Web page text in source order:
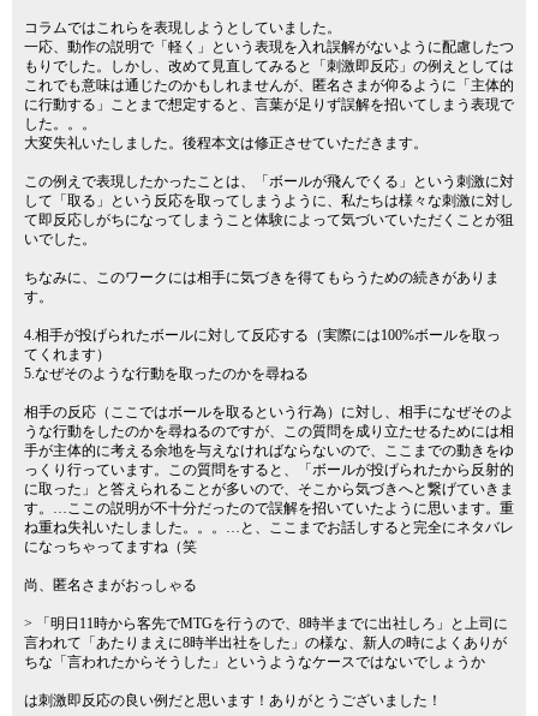
コラムではこれらを表現しようとしていました。
一応、動作の説明で「軽く」という表現を入れ誤解がないように配慮したつ
もりでした。しかし、改めて見直してみると「刺激即反応」の例えとしては
これでも意味は通じたのかもしれませんが、匿名さまが仰るように「主体的
に行動する」ことまで想定すると、言葉が足りず誤解を招いてしまう表現で
した。。。
大変失礼いたしました。後程本文は修正させていただきます。
この例えで表現したかったことは、「ボールが飛んでくる」という刺激に対
して「取る」という反応を取ってしまうように、私たちは様々な刺激に対し
て即反応しがちになってしまうこと体験によって気づいていただくことが狙
いでした。
ちなみに、このワークには相手に気づきを得てもらうための続きがありま
す。
4.相手が投げられたボールに対して反応する（実際には100%ボールを取っ
てくれます）
5.なぜそのような行動を取ったのかを尋ねる
相手の反応（ここではボールを取るという行為）に対し、相手になぜそのよ
うな行動をしたのかを尋ねるのですが、この質問を成り立たせるためには相
手が主体的に考える余地を与えなければならないので、ここまでの動きをゆ
っくり行っています。この質問をすると、「ボールが投げられたから反射的
に取った」と答えられることが多いので、そこから気づきへと繋げていきま
す。…ここの説明が不十分だったので誤解を招いていたように思います。重
ね重ね失礼いたしました。。。…と、ここまでお話しすると完全にネタバレ
になっちゃってますね（笑
尚、匿名さまがおっしゃる
> 「明日11時から客先でMTGを行うので、8時半までに出社しろ」と上司に
言われて「あたりまえに8時半出社をした」の様な、新人の時によくありが
ちな「言われたからそうした」というようなケースではないでしょうか
は刺激即反応の良い例だと思います！ありがとうございました！